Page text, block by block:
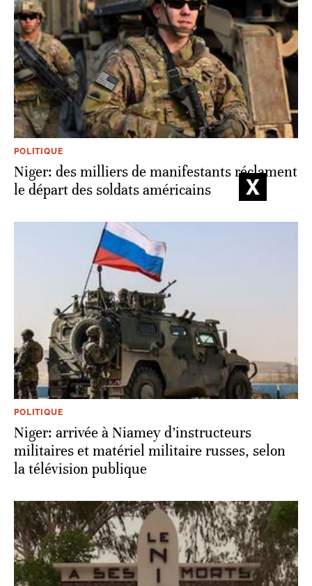
POLITIQUE
Niger: des milliers de manifestants réclament
le départ des soldats américains
POLITIQUE
Niger: arrivée à Niamey d’instructeurs
militaires et matériel militaire russes, selon
la télévision publique